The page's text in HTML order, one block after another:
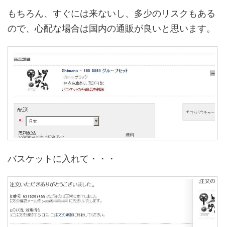
もちろん、すぐには来ないし、多少のリスクもある
ので、心配な場合は国内の通販が良いと思います。
バスケットに入れて・・・